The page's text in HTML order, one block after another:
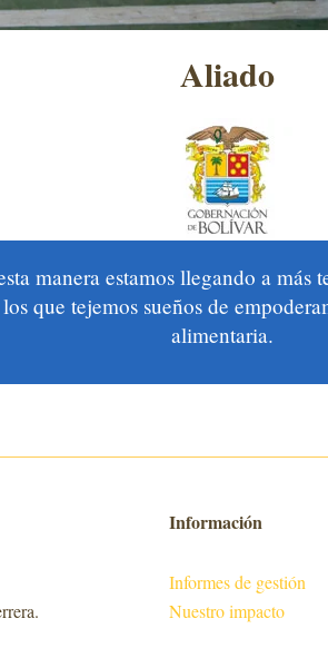
Aliado
manera estamos llegando a más
que tejemos sueños de
alimentaria.
Información
Informes de gestión
Nuestro impacto